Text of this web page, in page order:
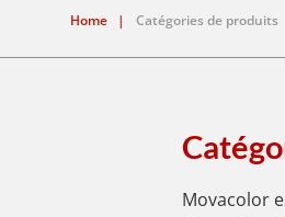
Home | Catégories de produits
Movacolor